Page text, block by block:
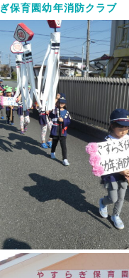
保育園幼年消防クラブ